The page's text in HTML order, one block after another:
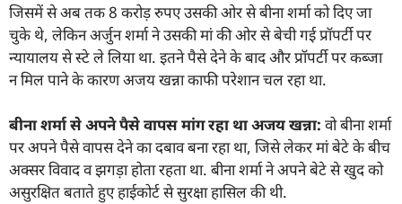
जिसमें से अब तक 8 करोड़ रुपए उसकी ओर से बीना शर्मा को दिए जा
चुके थे, लेकिन अर्जुन शर्मा ने उसकी मां की ओर से बेची गई प्रॉपर्टी पर
न्यायालय से स्टे ले लिया था. इतने पैसे देने के बाद और प्रॉपर्टी पर कब्जा
न मिल पाने के कारण अजय खन्ना काफी परेशान चल रहा था.
बीना शर्मा से अपने पैसे वापस मांग रहा था अजय खन्ना: वो बीना शर्मा
पर अपने पैसे वापस देने का दबाव बना रहा था, जिसे लेकर मां बेटे के बीच
अक्सर विवाद व झगड़ा होता रहता था. बीना शर्मा ने अपने बेटे से खुद को
असुरक्षित बताते हुए हाईकोर्ट से सुरक्षा हासिल की थी.